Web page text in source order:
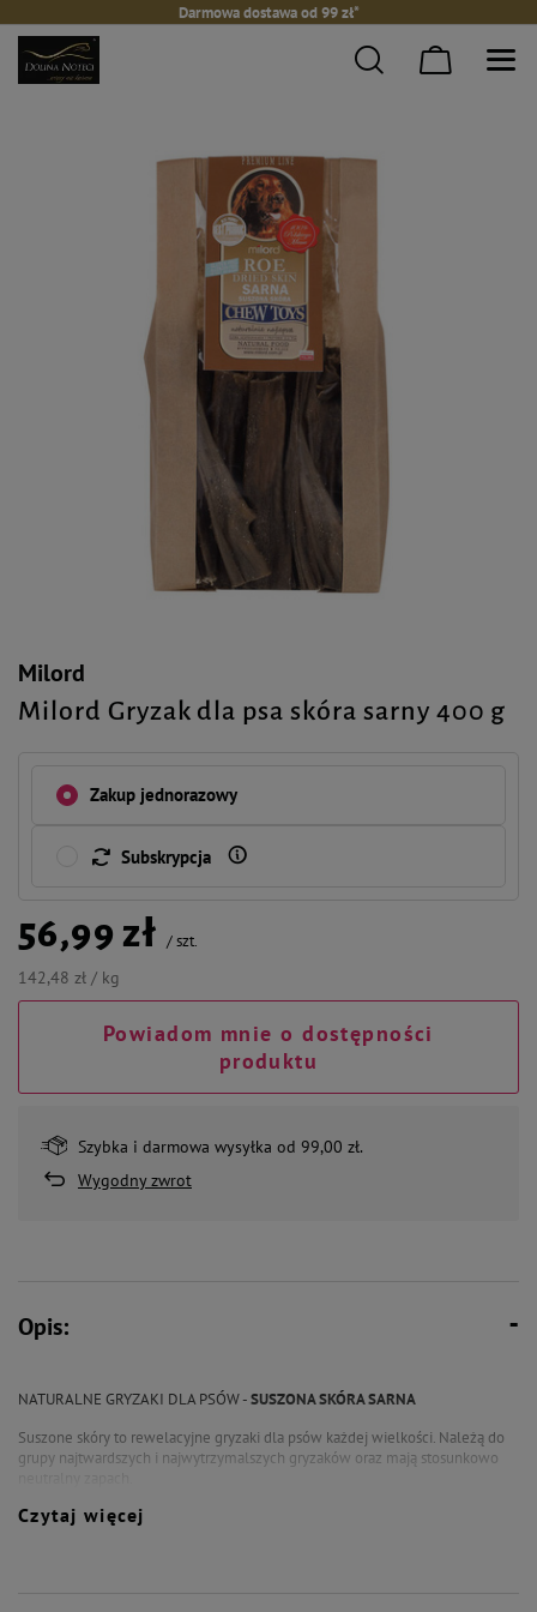
Darmowa dostawa od 99 zł*
Milord
Milord Gryzak dla psa skóra sarny 400 g
Zakup jednorazowy
Subskrypcja
56,99 zł /szt.
142,48 zł / kg
Powiadom mnie o dostępności
produktu
Szybka i darmowa wysyłka od 99,00 zł.
Wygodny zwrot
Opis:
NATURALNE GRYZAKI DLA PSÓW -SUSZONA SKÓRA SARNA
Suszone skóry to rewelacyjne gryzaki dla psów każdej wielkości. Należą do
grupy najtwardszych i najwytrzymalszych gryzaków oraz mają stosunkowo
Suszona skóra zaspokaja potrzebę gryzienia, masuje dziąsła i czyści kamień
Czytaj więcej